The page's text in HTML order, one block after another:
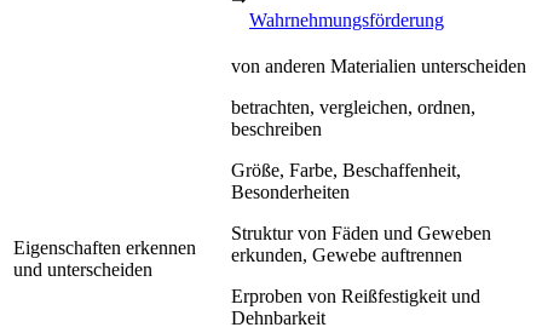
Wahrnehmungsförderung
Eigenschaften erkennen
und unterscheiden
von anderen Materialien unterscheiden
betrachten, vergleichen, ordnen,
beschreiben
Größe, Farbe, Beschaffenheit,
Besonderheiten
Struktur von Fäden und Geweben
erkunden, Gewebe auftrennen
Erproben von Reißfestigkeit und
Dehnbarkeit